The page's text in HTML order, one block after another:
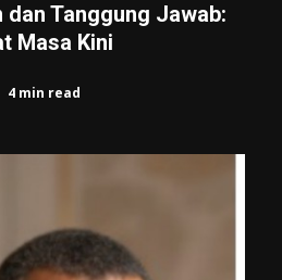
Tanggung Jawab:
Masa Kini
4 min read